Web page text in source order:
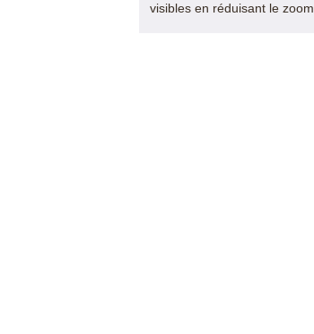
visibles en réduisant le zoom.